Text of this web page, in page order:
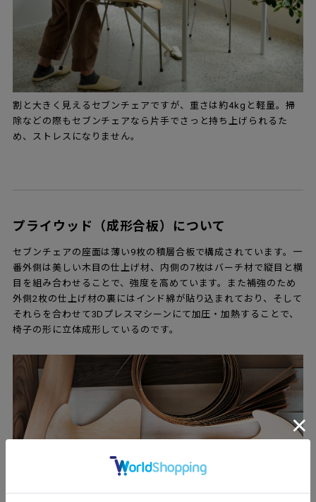
割と大きく見えるセブンチェアですが、重さは約4kgと軽量。掃
除などの際もセブンチェアなら片手でさっと持ち上げられるた
め、ストレスになりません。
プライウッド（成形合板）について
セブンチェアの座面は薄い9枚の積層合板で構成されています。一
番外側は美しい木目の仕上げ材、内側の7枚はバーチ材で縦目と横
目を組み合わせることで、強度を高めています。また補強のため
外側2枚の仕上げ材の裏にはインド綿が貼り込まれており、そして
それらを合わせて3Dプレスマシーンにて加圧・加熱することで、
椅子の形に立体成形しているのです。